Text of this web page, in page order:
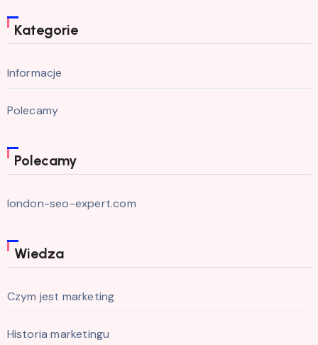
Kategorie
Informacje
Polecamy
Polecamy
london-seo-expert.com
Wiedza
Czym jest marketing
Historia marketingu